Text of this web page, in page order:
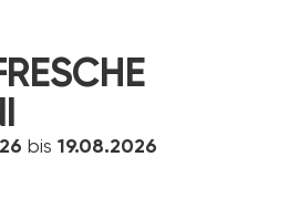
bis 19.08.2026